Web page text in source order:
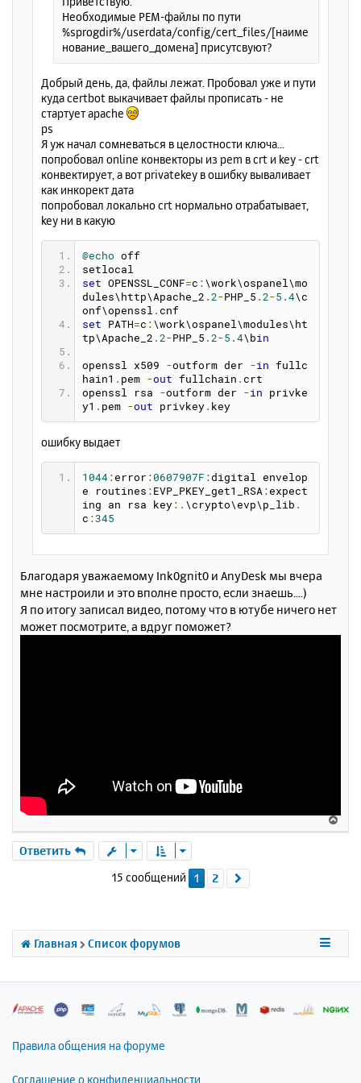
Необходимые PEM-файлы по пути
%sprogdir%/userdata/config/cert_files/[наиме
нование_вашего_домена] присутсвуют?
Добрый день, да, файлы лежат. Пробовал уже и пути
куда certbot выкачивает файлы прописать - не
стартует apache
ps
Я уж начал сомневаться в целостности ключа...
попробовал online конвекторы из pem в crt и key - crt
конвектирует, а вот privatekey в ошибку вываливает
как инкорект дата
попробовал локально crt нормально отрабатывает,
key ни в какую
@echo off
setlocal
set OPENSSL_CONF=c : \work\ospanel\mo
dules\http\Apache_2 . 2-PHP_5 . 2-5.4\c
onf\openssl . cnf
set PATH=c : \work\ospanel\modules\ht
tp\Apache_2 . 2-PHP_5 . 2-5.4\bin
openssl x509 -outform der -in fullc
hain1 . pem -out fullchain . crt
openssl rsa -outform der -in privke
y1 . pem -out privkey . key
ошибку выдает
1044 :error : 0607907F :digital envelop
e routines : EVP_PKEY_get1_RSA :expect
ing an rsa key :. \crypto\evp\p_lib .
c :345
Благодаря уважаемому Ink0gnit0 и AnyDesk мы вчера
мне настроили и это вполне просто, если знаешь....)
Я по итогу записал видео, потому что в ютубе ничего нет
может посмотрите, а вдруг поможет?
В
е
к
а
а
Ответить
15 сообщений 1 2
Главная Список форумов
Правила общения на форуме
Соглашение о конфиденциальности